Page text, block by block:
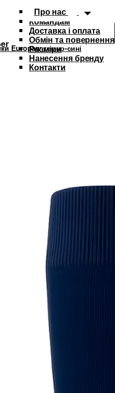
Про нас
Командам
Доставка і оплата
Обмін та повернення
Розміри
Нанесення бренду
Контакти
Europaw темно-сині